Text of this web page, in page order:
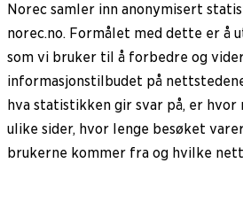
Norec samler inn anonymisert
norec.no. Formålet med dette er å
som vi bruker til å forbedre og
informasjonstilbudet på
hva statistikken gir svar på, er hvor
ulike sider, hvor lenge besøket
brukerne kommer fra og hvilke